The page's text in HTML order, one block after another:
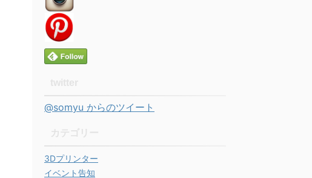
@somyu からのツイート
3Dプリンター
イベント告知